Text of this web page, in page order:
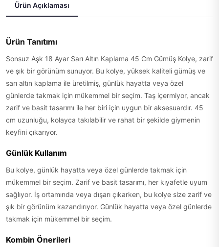
Ürün Açıklaması
Ürün Tanıtımı
Sonsuz Aşk 18 Ayar Sarı Altın Kaplama 45 Cm Gümüş Kolye, zarif
ve şık bir görünüm sunuyor. Bu kolye, yüksek kaliteli gümüş ve
sarı altın kaplama ile üretilmiş, günlük hayatta veya özel
günlerde takmak için mükemmel bir seçim. Taş içermiyor, ancak
zarif ve basit tasarımı ile her biri için uygun bir aksesuardır. 45
cm uzunluğu, kolayca takılabilir ve rahat bir şekilde giymenin
keyfini çıkarıyor.
Günlük Kullanım
Bu kolye, günlük hayatta veya özel günlerde takmak için
mükemmel bir seçim. Zarif ve basit tasarımı, her kıyafetle uyum
sağlıyor. İş ortamında veya dışarı çıkarken, bu kolye size zarif ve
şık bir görünüm kazandırıyor. Günlük hayatta veya özel günlerde
takmak için mükemmel bir seçim.
Kombin Önerileri